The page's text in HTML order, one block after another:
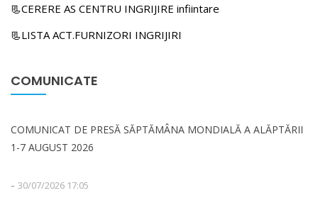
📃CERERE AS CENTRU INGRIJIRE infiintare
📃LISTA ACT.FURNIZORI INGRIJIRI
COMUNICATE
COMUNICAT DE PRESĂ SĂPTĂMÂNA MONDIALĂ A ALĂPTĂRII
1-7 AUGUST 2026
- 30/07/2026 17:05